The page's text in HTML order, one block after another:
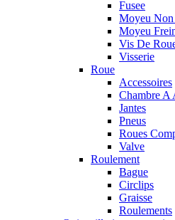
Fusee
Moyeu Non
Moyeu
Vis De
Visserie
Roue
Accessoires
Chambre A
Jantes
Pneus
Roues
Valve
Roulement
Bague
Circlips
Graisse
Roulements